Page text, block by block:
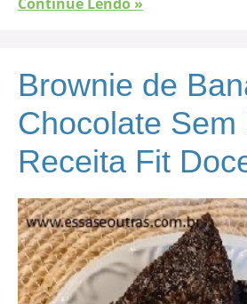
Brownie de
Chocolate Sem
Receita Fit